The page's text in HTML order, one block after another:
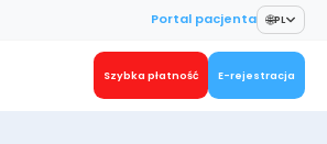
Portal pacjenta 🌐PL
Szybka płatność E-rejestracja